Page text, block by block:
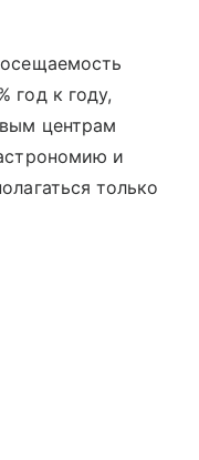
год к году,
центрам
и
только